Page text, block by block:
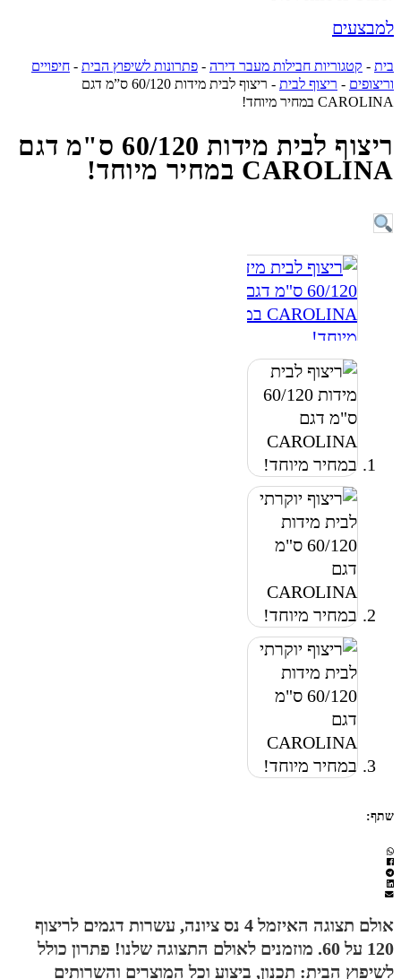
למבצעים
בית - קטגוריות חבילות מעבר דירה - פתרונות לשיפוץ הבית - חיפויים
וריצופים - ריצוף לבית -
ריצוף לבית מידות 60/120 ס”מ דגם
CAROLINA במחיר מיוחד!
ריצוף לבית מידות 60/120 ס"מ דגם
CAROLINA במחיר מיוחד!
שתף:
אולם תצוגה האיזמל 4 נס ציונה, עשרות דגמים לריצוף
120 על 60. מוזמנים לאולם התצוגה שלנו! פתרון כולל
לשיפוץ הבית: תכנון, ביצוע וכל המוצרים והשרותים